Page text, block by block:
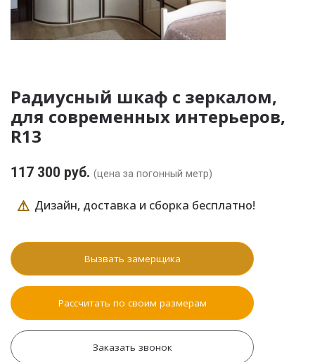
Радиусный шкаф с зеркалом,
для современных интерьеров,
R13
117 300 руб. (цена за погонный метр)
⚠ Дизайн, доставка и сборка бесплатно!
Вызвать замерщика
Рассчитать по своим размерам
Заказать звонок